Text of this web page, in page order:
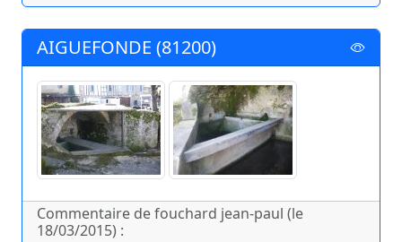
AIGUEFONDE (81200)
Commentaire de fouchard jean-paul (le
18/03/2015) :